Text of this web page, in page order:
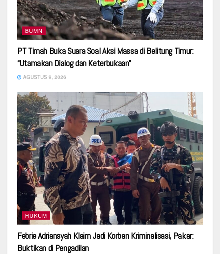
BUMN
PT Timah Buka Suara Soal Aksi Massa di Belitung Timur:
“Utamakan Dialog dan Keterbukaan”
AGUSTUS 9, 2026
HUKUM
Febrie Adriansyah Klaim Jadi Korban Kriminalisasi, Pakar:
Buktikan di Pengadilan